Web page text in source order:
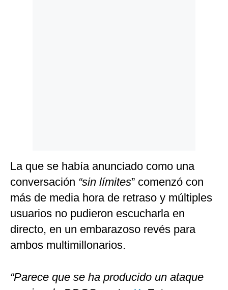
La que se había anunciado como una
conversación “sin límites” comenzó con
más de media hora de retraso y múltiples
usuarios no pudieron escucharla en
directo, en un embarazoso revés para
ambos multimillonarios.
“Parece que se ha producido un ataque